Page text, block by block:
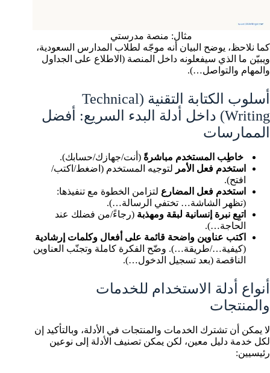
مثال: منصة مدرستي
كما نلاحظ، يوضح البيان أنه موجّه لطلاب المدارس السعودية،
ويبيّن ما الذي سيفعلونه داخل المنصة (الاطلاع على الجداول
والمهام والتواصل…).
أسلوب الكتابة التقنية (Technical
Writing) داخل أدلة البدء السريع: أفضل
الممارسات
خاطِب المستخدم مباشرةً (أنت/جهازك/حسابك).
استخدم فعل الأمر لتوجيه المستخدم (اضغط/اكتب/
افتح).
استخدم فعل المضارع لتزامن الخطوة مع تنفيذها:
(تظهر الشاشة… تختفي الرسالة…).
اتبِع نبرة إنسانية لبقة ومهذبة (رجاءً/من فضلك عند
الحاجة…).
اكتب عناوين واضحة قائمة على أفعال وكلمات إرشادية
(كيفية…/طريقة…). وضّح الفكرة كاملة وتجنّب العناوين
الناقصة (بعد تسجيل الدخول…).
أنواع أدلة الاستخدام للخدمات
والمنتجات
لا يمكن أن تشترك الخدمات والمنتجات في الأدلة، وبالتأكيد إن
لكل خدمة دليل معين، لكن يمكن تصنيف الأدلة إلى نوعين
رئيسيين: